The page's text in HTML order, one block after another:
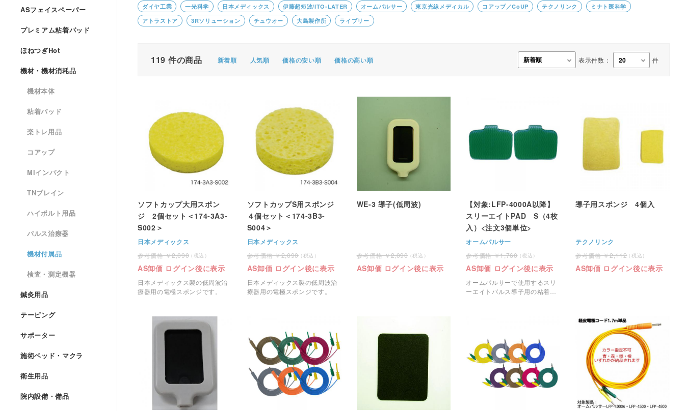
ポスター・チラシ類 事務用品・日用品
ダイヤ工業 一光科学 日本メディックス 伊藤超短波/ITO-LATER オームパルサー 東京光線メディカル コアップ／CoUP テクノリンク
ミナト医科学
アトラストア
3Rソリューション チュウオー 大島製作所 ライブリー
119 件の商品 新着順 人気順 価格の安い順 価格の高い順 表示件数： 件
ソフトカップ大用スポン
ジ 2個セット＜174-3A3-
S002＞
日本メディックス
2,090
AS卸価 ログイン後に表示
日本メディックス製の低周波治
療器用の電極スポンジです。
ソフトカップS用スポンジ
４個セット＜174-3B3-
S004＞
日本メディックス
2,090
AS卸価 ログイン後に表示
日本メディックス製の低周波治
療器用の電極スポンジです。
WE-3 導子(低周波)
2,090
AS卸価 ログイン後に表示
【対象:LFP-4000A以降】
スリーエイトPAD S（4枚
入）<注文3個単位>
オームパルサー
1,760
AS卸価 ログイン後に表示
オームパルサーで使用するスリ
ーエイトパルス導子用の粘着パ
導子用スポンジ 4個入
テクノリンク
2,112
AS卸価 ログイン後に表示
ASフェイスペーパー
プレミアム粘着パッド
ほねつぎHot
機材・機材消耗品
機材本体
粘着パッド
楽トレ用品
コアップ
MIインパクト
TNブレイン
ハイボルト用品
パルス治療器
機材付属品
検査・測定機器
鍼灸用品
テーピング
サポーター
施術ベッド・マクラ
衛生用品
院内設備・備品